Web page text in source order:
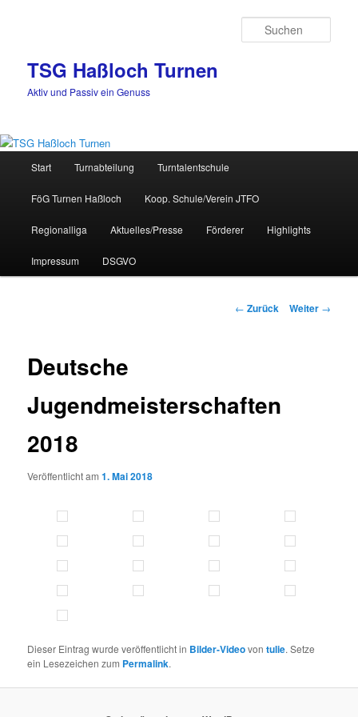
TSG Haßloch Turnen
Aktiv und Passiv ein Genuss
Start Turnabteilung Turntalentschule
FöG Turnen Haßloch Koop. Schule/Verein JTFO
Regionalliga Aktuelles/Presse Förderer Highlights
Impressum DSGVO
Beitrags-
← Zurück Weiter →
Deutsche
Jugendmeisterschaften
2018
Veröffentlicht am1. Mai 2018
Dieser Eintrag wurde veröffentlicht in Bilder-Videovontulie. Setze
ein Lesezeichen zum Permalink.